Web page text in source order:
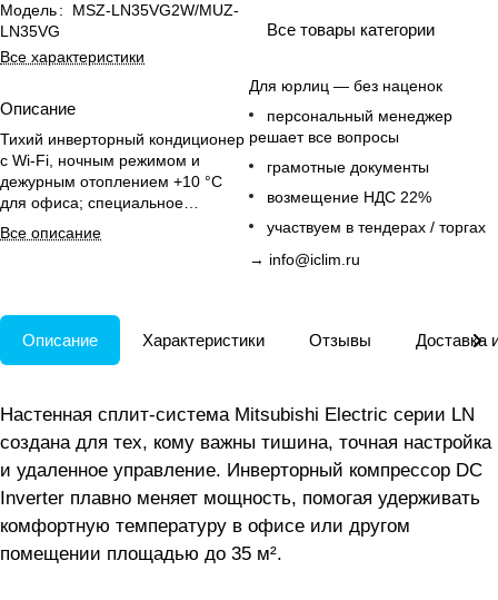
Модель:
MSZ-LN35VG2W/MUZ-
LN35VG
Все характеристики
Описание
Тихий инверторный кондиционер
с Wi-Fi, ночным режимом и
дежурным отоплением +10 °C
для офиса; специальное
покрытие защищает от пыли.
Все описание
Все товары категории
Для юрлиц — без наценок
персональный менеджер
решает все вопросы
грамотные документы
возмещение НДС 22%
участвуем в тендерах / торгах
→ info@iclim.ru
Описание Характеристики Отзывы Доставка
Настенная сплит-система Mitsubishi Electric серии LN
создана для тех, кому важны тишина, точная настройка
и удаленное управление. Инверторный компрессор DC
Inverter плавно меняет мощность, помогая удерживать
комфортную температуру в офисе или другом
помещении площадью до 35 м².